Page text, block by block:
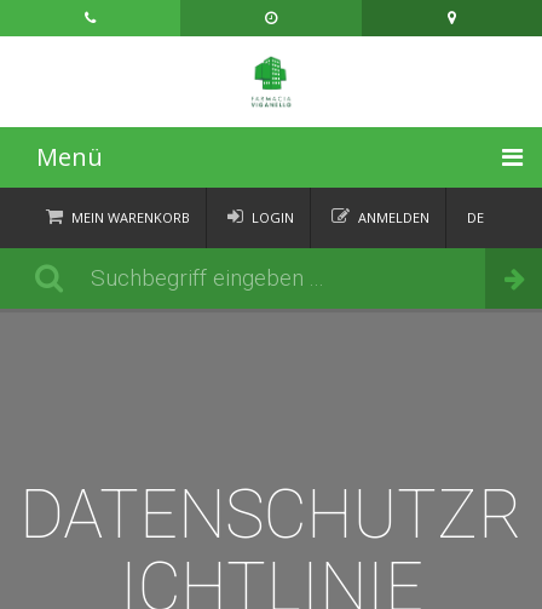
Menü
STARTSEITE
KATEGORIEN
MEIN WARENKORB
Bestellen
LOGIN ANMELDEN DE
DATENSCHUTZR
ICHTLINIE